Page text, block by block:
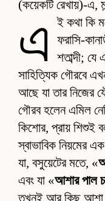
(কয়েকটি রেখায়)-এ,
এ
ই কথা কি
ফরাসি-
শতাব্দী; যে
সাহিত্যিক গৌরবে
আছে যা তার নিজের
গৌরব হলেন এমিল
কিশোর, প্রায় শিশুই
স্বাভাবিক নিয়মের
যা, বসুয়েটের মতে, «
এবং যা «আশার পাল